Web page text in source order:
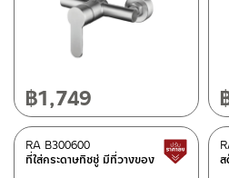
ดูรายละเอียดวัสดุแยกชิ้น ในรายละเ
โพลีเมอร์สังเคราะห์(PET)(6)
กระจก (3)
฿1,749
ที่ใส่กระดาษทิชชู่ มีที่วางของ
RA B300600 สิ